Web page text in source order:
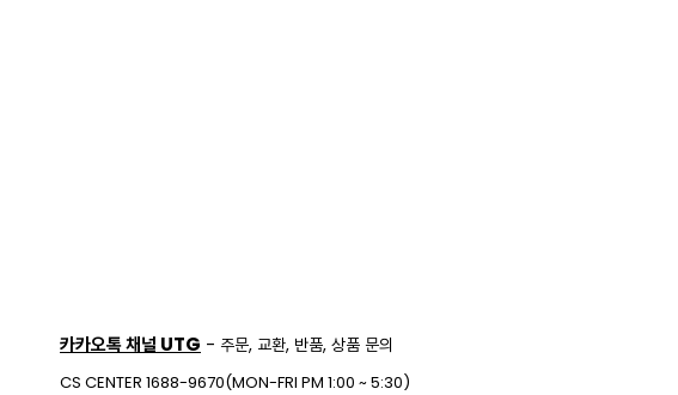
카카오톡 채널 UTG - 주문, 교환, 반품, 상품 문의
CS CENTER 1688-9670(MON-FRI PM 1:00 ~ 5:30)